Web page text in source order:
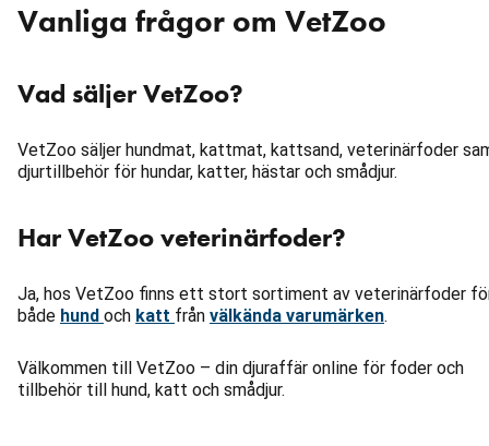
Vanliga frågor om VetZoo
Vad säljer VetZoo?
VetZoo säljer hundmat, kattmat, kattsand, veterinärfoder
djurtillbehör för hundar, katter, hästar och smådjur.
Har VetZoo veterinärfoder?
Ja, hos VetZoo finns ett stort sortiment av veterinärfoder
både hund och katt från välkända varumärken.
Välkommen till VetZoo – din djuraffär online för foder och
tillbehör till hund, katt och smådjur.